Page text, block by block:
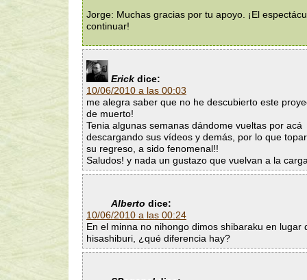
Jorge: Muchas gracias por tu apoyo. ¡El
continuar!
Erick dice:
10/06/2010 a las 00:03
me alegra saber que no he descubierto este
de muerto!
Tenia algunas semanas dándome vueltas por acá
descargando sus vídeos y demás, por lo que
su regreso, a sido fenomenal!!
Saludos! y nada un gustazo que vuelvan a la
Alberto dice:
10/06/2010 a las 00:24
En el minna no nihongo dimos shibaraku en lugar
hisashiburi, ¿qué diferencia hay?